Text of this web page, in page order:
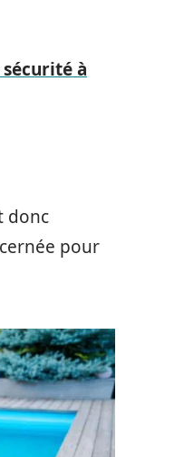
à
donc
pour